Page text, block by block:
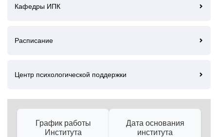
Кафедры ИПК
Расписание
Центр психологической поддержки
График работы
Института
Дата основания
института